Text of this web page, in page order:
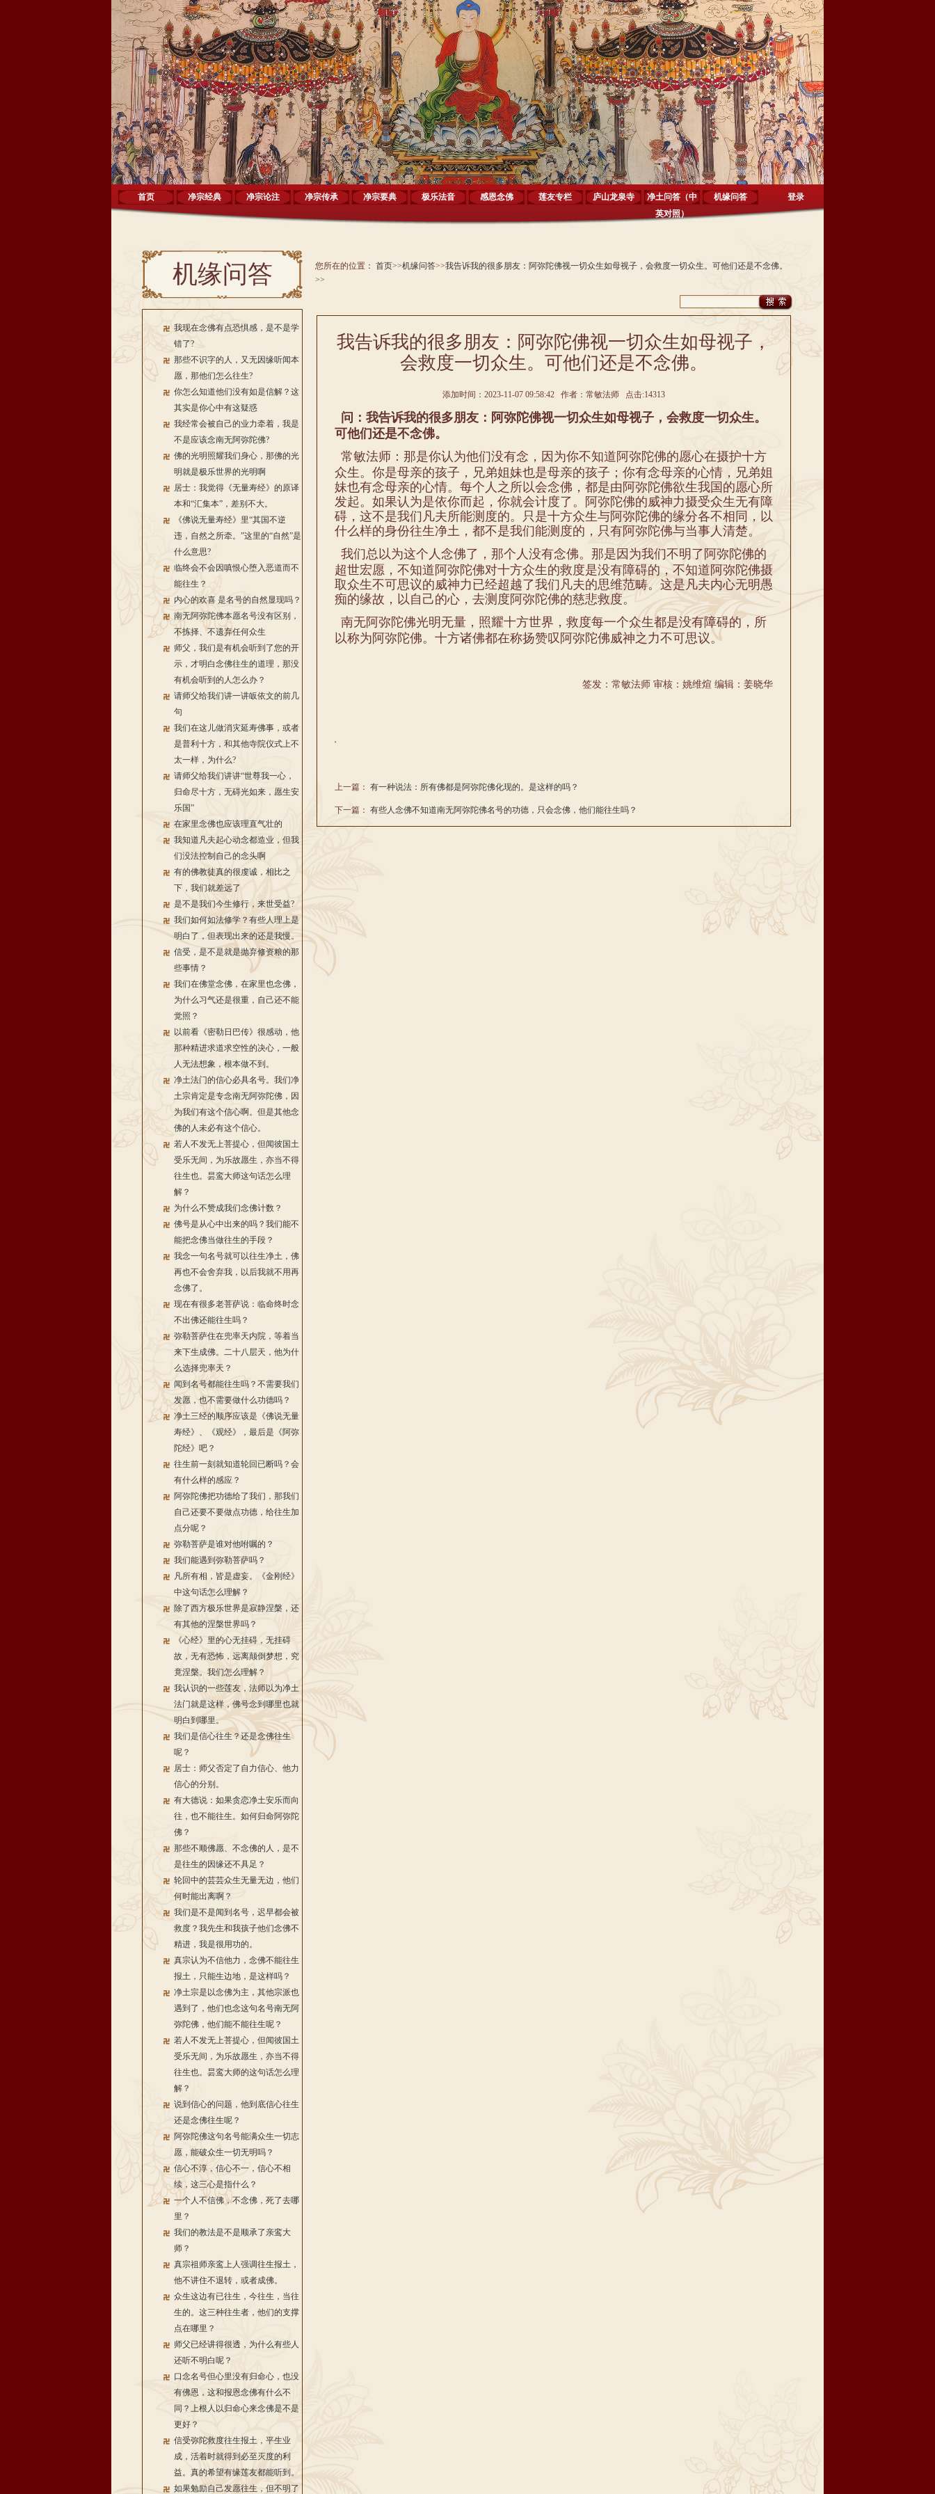
首页 净宗经典 净宗论注 净宗传承 净宗要典 极乐法音 感恩念佛 莲友专栏 庐山龙泉寺
净土问答（中
英对照）
机缘问答 登录
机缘问答
我现在念佛有点恐惧感，是不是学
错了?
那些不识字的人，又无因缘听闻本
愿，那他们怎么往生?
你怎么知道他们没有如是信解？这
其实是你心中有这疑惑
我经常会被自己的业力牵着，我是
不是应该念南无阿弥陀佛?
佛的光明照耀我们身心，那佛的光
明就是极乐世界的光明啊
居士：我觉得《无量寿经》的原译
本和“汇集本”，差别不大。
《佛说无量寿经》里“其国不逆
违，自然之所牵。”这里的“自然”是
什么意思?
临终会不会因嗔恨心堕入恶道而不
能往生？
内心的欢喜 是名号的自然显现吗？
南无阿弥陀佛本愿名号没有区别，
不拣择、不遗弃任何众生
师父，我们是有机会听到了您的开
示，才明白念佛往生的道理，那没
有机会听到的人怎么办？
请师父给我们讲一讲皈依文的前几
句
我们在这儿做消灾延寿佛事，或者
是普利十方，和其他寺院仪式上不
太一样，为什么?
请师父给我们讲讲“世尊我一心，
归命尽十方，无碍光如来，愿生安
乐国”
在家里念佛也应该理直气壮的
我知道凡夫起心动念都造业，但我
们没法控制自己的念头啊
有的佛教徒真的很虔诚，相比之
下，我们就差远了
是不是我们今生修行，来世受益?
我们如何如法修学？有些人理上是
明白了，但表现出来的还是我慢。
信受，是不是就是抛弃修资粮的那
些事情？
我们在佛堂念佛，在家里也念佛，
为什么习气还是很重，自己还不能
觉照？
以前看《密勒日巴传》很感动，他
那种精进求道求空性的决心，一般
人无法想象，根本做不到。
净土法门的信心必具名号。我们净
土宗肯定是专念南无阿弥陀佛，因
为我们有这个信心啊。但是其他念
佛的人未必有这个信心。
若人不发无上菩提心，但闻彼国土
受乐无间，为乐故愿生，亦当不得
往生也。昙鸾大师这句话怎么理
解？
为什么不赞成我们念佛计数？
佛号是从心中出来的吗？我们能不
能把念佛当做往生的手段？
我念一句名号就可以往生净土，佛
再也不会舍弃我，以后我就不用再
念佛了。
现在有很多老菩萨说：临命终时念
不出佛还能往生吗？
弥勒菩萨住在兜率天内院，等着当
来下生成佛。二十八层天，他为什
么选择兜率天？
闻到名号都能往生吗？不需要我们
发愿，也不需要做什么功德吗？
净土三经的顺序应该是《佛说无量
寿经》、《观经》，最后是《阿弥
陀经》吧？
往生前一刻就知道轮回已断吗？会
有什么样的感应？
阿弥陀佛把功德给了我们，那我们
自己还要不要做点功德，给往生加
点分呢？
弥勒菩萨是谁对他咐嘱的？
我们能遇到弥勒菩萨吗？
凡所有相，皆是虚妄。《金刚经》
中这句话怎么理解？
除了西方极乐世界是寂静涅槃，还
有其他的涅槃世界吗？
《心经》里的心无挂碍，无挂碍
故，无有恐怖，远离颠倒梦想，究
竟涅槃。我们怎么理解？
我认识的一些莲友，法师以为净土
法门就是这样，佛号念到哪里也就
明白到哪里。
我们是信心往生？还是念佛往生
呢？
居士：师父否定了自力信心、他力
信心的分别。
有大德说：如果贪恋净土安乐而向
往，也不能往生。如何归命阿弥陀
佛？
那些不顺佛愿、不念佛的人，是不
是往生的因缘还不具足？
轮回中的芸芸众生无量无边，他们
何时能出离啊？
我们是不是闻到名号，迟早都会被
救度？我先生和我孩子他们念佛不
精进，我是很用功的。
真宗认为不信他力，念佛不能往生
报土，只能生边地，是这样吗？
净土宗是以念佛为主，其他宗派也
遇到了，他们也念这句名号南无阿
弥陀佛，他们能不能往生呢？
若人不发无上菩提心，但闻彼国土
受乐无间，为乐故愿生，亦当不得
往生也。昙鸾大师的这句话怎么理
解？
说到信心的问题，他到底信心往生
还是念佛往生呢？
阿弥陀佛这句名号能满众生一切志
愿，能破众生一切无明吗？
信心不淳，信心不一，信心不相
续，这三心是指什么？
一个人不信佛，不念佛，死了去哪
里？
我们的教法是不是顺承了亲鸾大
师？
真宗祖师亲鸾上人强调往生报土，
他不讲住不退转，或者成佛。
众生这边有已往生，今往生，当往
生的。这三种往生者，他们的支撑
点在哪里？
师父已经讲得很透，为什么有些人
还听不明白呢？
口念名号但心里没有归命心，也没
有佛恩，这和报恩念佛有什么不
同？上根人以归命心来念佛是不是
更好？
信受弥陀救度往生报土，平生业
成，活着时就得到必至灭度的利
益。真的希望有缘莲友都能听到。
如果勉励自己发愿往生，但不明了
您所在的位置： 首页>>机缘问答>>我告诉我的很多朋友：阿弥陀佛视一切众生如母视子，会救度一切众生。可他们还是不念佛。
>>
我告诉我的很多朋友：阿弥陀佛视一切众生如母视子，
会救度一切众生。可他们还是不念佛。
添加时间：2023-11-07 09:58:42 作者：常敏法师 点击:14313
问：我告诉我的很多朋友：阿弥陀佛视一切众生如母视子，会救度一切众生。
可他们还是不念佛。
常敏法师：那是你认为他们没有念，因为你不知道阿弥陀佛的愿心在摄护十方
众生。你是母亲的孩子，兄弟姐妹也是母亲的孩子；你有念母亲的心情，兄弟姐
妹也有念母亲的心情。每个人之所以会念佛，都是由阿弥陀佛欲生我国的愿心所
发起。如果认为是依你而起，你就会计度了。阿弥陀佛的威神力摄受众生无有障
碍，这不是我们凡夫所能测度的。只是十方众生与阿弥陀佛的缘分各不相同，以
什么样的身份往生净土，都不是我们能测度的，只有阿弥陀佛与当事人清楚。
我们总以为这个人念佛了，那个人没有念佛。那是因为我们不明了阿弥陀佛的
超世宏愿，不知道阿弥陀佛对十方众生的救度是没有障碍的，不知道阿弥陀佛摄
取众生不可思议的威神力已经超越了我们凡夫的思维范畴。这是凡夫内心无明愚
痴的缘故，以自己的心，去测度阿弥陀佛的慈悲救度。
南无阿弥陀佛光明无量，照耀十方世界，救度每一个众生都是没有障碍的，所
以称为阿弥陀佛。十方诸佛都在称扬赞叹阿弥陀佛威神之力不可思议。
签发：常敏法师 审核：姚维煊 编辑：姜晓华
'
上一篇： 有一种说法：所有佛都是阿弥陀佛化现的。是这样的吗？
下一篇： 有些人念佛不知道南无阿弥陀佛名号的功德，只会念佛，他们能往生吗？